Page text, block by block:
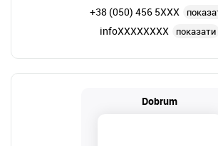
+38 (050) 456 5XXX
infoXXXXXXXX показати
Dobrum